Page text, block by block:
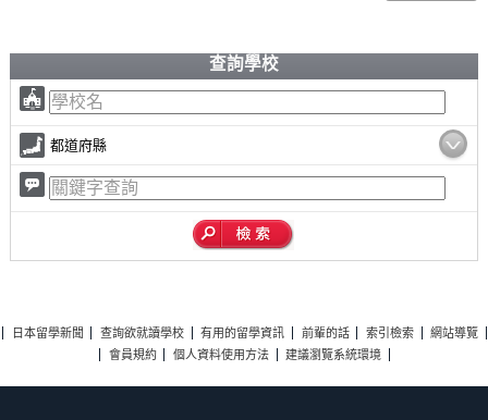
查詢學校
都道府縣
日本留學新聞 查詢欲就讀學校 有用的留學資訊 前輩的話 索引檢索
網站導覽
會員規約
個人資料使用方法 建議瀏覽系統環境